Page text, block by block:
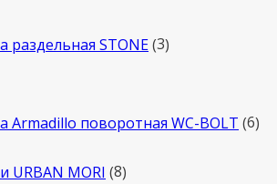
раздельная STONE 3товара
Armadillo поворотная WC-BOLT 66
URBAN MORI 88